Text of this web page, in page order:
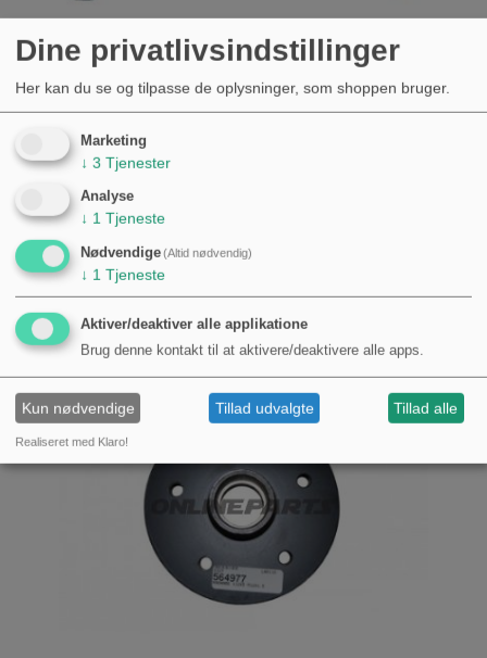
AKSSTØDDÆMPER 1350KG AL-KO
OCTAGON BLÅ 260/410 MM
761,00 kr.
Dine privatlivsindstillinger
Her kan du se og tilpasse de oplysninger, som shoppen bruger.
Marketing
↓ 3 Tjenester
Analyse
↓ 1 Tjeneste
Nødvendige(Altid nødvendig)
↓ 1 Tjeneste
Aktiver/deaktiver alle applikatione
Brug denne kontakt til at aktivere/deaktivere alle apps.
Kun nødvendige Tillad udvalgte Tillad alle
Realiseret med Klaro!